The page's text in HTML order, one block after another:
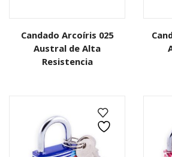
Candado Arcoíris 025
Austral de Alta
Resistencia